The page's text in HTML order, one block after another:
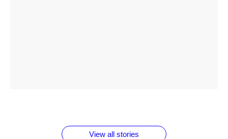
View all stories